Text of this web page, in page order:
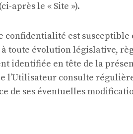
après le « Site »).
est susceptible
toute évolution législative,
identifiée en tête de la
l’Utilisateur consulte
de ses éventuelles